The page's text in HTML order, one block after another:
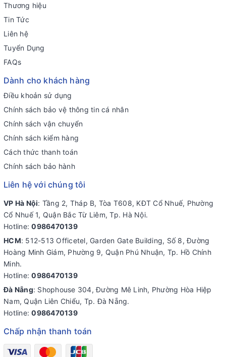
Thương hiệu
Tin Tức
Liên hệ
Tuyển Dụng
FAQs
Dành cho khách hàng
Điều khoản sử dụng
Chính sách bảo vệ thông tin cá nhân
Chính sách vận chuyển
Chính sách kiểm hàng
Cách thức thanh toán
Chính sách bảo hành
Liên hệ với chúng tôi
VP Hà Nội: Tầng 2, Tháp B, Tòa T608, KĐT Cổ Nhuế, Phường
Cổ Nhuế 1, Quận Bắc Từ Liêm, Tp. Hà Nội.
Hotline:0986470139
HCM: 512-513 Officetel, Garden Gate Building, Số 8, Đường
Hoàng Minh Giám, Phường 9, Quận Phú Nhuận, Tp. Hồ Chính
Minh.
Hotline:0986470139
Đà Nẵng: Shophouse 304, Đường Mê Linh, Phường Hòa Hiệp
Nam, Quận Liên Chiểu, Tp. Đà Nẵng.
Hotline:0986470139
Chấp nhận thanh toán